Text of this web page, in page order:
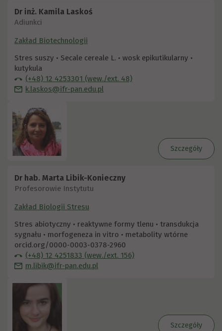
Dr inż. Kamila Laskoś
Adiunkci
Zakład Biotechnologii
Stres suszy • Secale cereale L. • wosk epikutikularny •
kutykula
(+48) 12 4253301 (wew./ext. 48)
k.laskos@ifr-pan.edu.pl
Dr hab. Marta Libik-Konieczny
Profesorowie Instytutu
Zakład Biologii Stresu
Stres abiotyczny • reaktywne formy tlenu • transdukcja
sygnału • morfogeneza in vitro • metabolity wtórne
orcid.org/0000-0003-0378-2960
Szczegóły
(+48) 12 4251833 (wew./ext. 156)
m.libik@ifr-pan.edu.pl
Szczegóły